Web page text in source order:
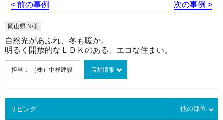
< 前の事例 次の事例 >
岡山県 N様
自然光があふれ、冬も暖か。
明るく開放的なＬＤＫのある、エコな住まい。
担当： （株）中祥建設 店舗情報
他の部位